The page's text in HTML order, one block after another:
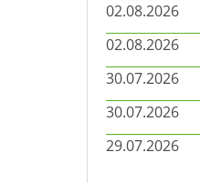
02.08.2026
02.08.2026
30.07.2026
30.07.2026
29.07.2026